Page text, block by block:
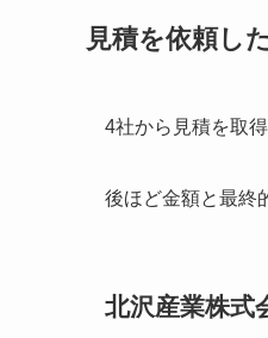
見積を依頼し
4社から見積を取
後ほど金額と最終
北沢産業株式